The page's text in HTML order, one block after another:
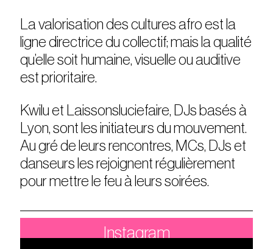
La valorisation des cultures afro est la
ligne directrice du collectif; mais la qualité
qu’elle soit humaine, visuelle ou auditive
est prioritaire.
Kwilu et Laissonsluciefaire, DJs basés à
Lyon, sont les initiateurs du mouvement.
Au gré de leurs rencontres, MCs, DJs et
danseurs les rejoignent régulièrement
pour mettre le feu à leurs soirées.
Instagram